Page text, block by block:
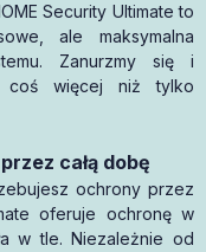
Security Ultimate to
ale maksymalna
Zanurzmy się i
coś więcej niż tylko
całą dobę
ochrony przez
oferuje ochronę w
w tle. Niezależnie od